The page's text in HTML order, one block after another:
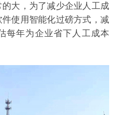
大，为了减少企业人工成
使用智能化过磅方式，减
每年为企业省下人工成本